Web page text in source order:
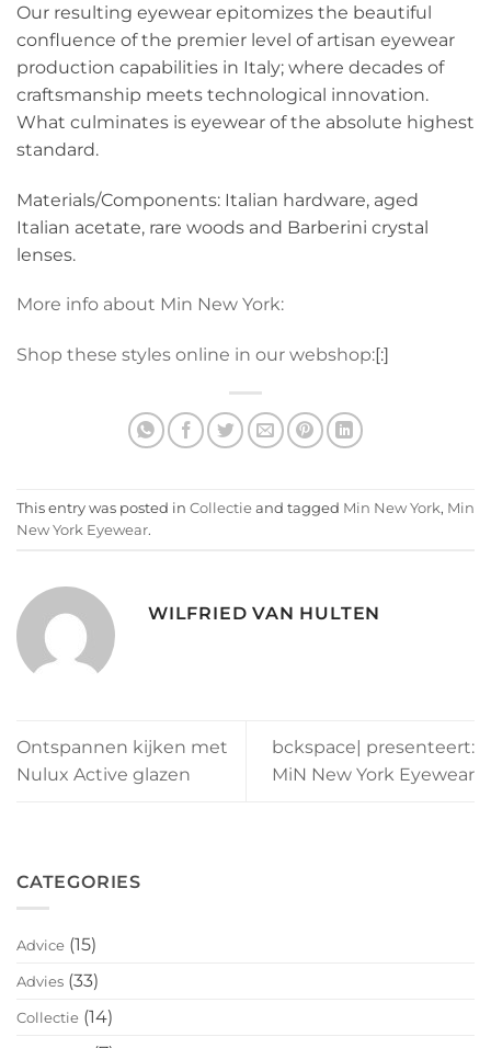
Our resulting eyewear epitomizes the beautiful
confluence of the premier level of artisan eyewear
production capabilities in Italy; where decades of
craftsmanship meets technological innovation.
What culminates is eyewear of the absolute highest
standard.
Materials/Components: Italian hardware, aged
Italian acetate, rare woods and Barberini crystal
lenses.
More info about Min New York:
Shop these styles online in our webshop:[:]
This entry was posted in Collectie and tagged Min New York, Min
New York Eyewear.
WILFRIED VAN HULTEN
Ontspannen kijken met
Nulux Active glazen
bckspace| presenteert:
MiN New York Eyewear
CATEGORIES
Advice (15)
Advies (33)
Collectie (14)